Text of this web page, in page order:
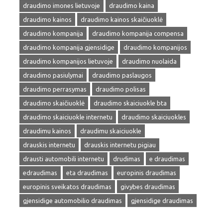
draudimo imones lietuvoje
draudimo kaina
draudimo kainos
draudimo kainos skaičiuoklė
draudimo kompanija
draudimo kompanija compensa
draudimo kompanija gjensidige
draudimo kompanijos
draudimo kompanijos lietuvoje
draudimo nuolaida
draudimo pasiulymai
draudimo paslaugos
draudimo perrasymas
draudimo polisas
draudimo skaičiuoklė
draudimo skaiciuokle bta
draudimo skaiciuokle internetu
draudimo skaiciuokles
draudimu kainos
draudimu skaiciuokle
drauskis internetu
drauskis internetu pigiau
drausti automobili internetu
drudimas
e draudimas
edraudimas
eta draudimas
europinis draudimas
europinis sveikatos draudimas
givybes draudimas
gjensidige automobilio draudimas
gjensidige draudimas